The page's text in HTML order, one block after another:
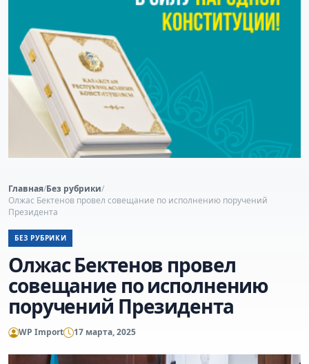
Главная/Без рубрики/
Олжас Бектенов провел совещание по исполнению поручений
Президента
БЕЗ РУБРИКИ
Олжас Бектенов провел
совещание по исполнению
поручений Президента
WP Import 17 марта, 2025